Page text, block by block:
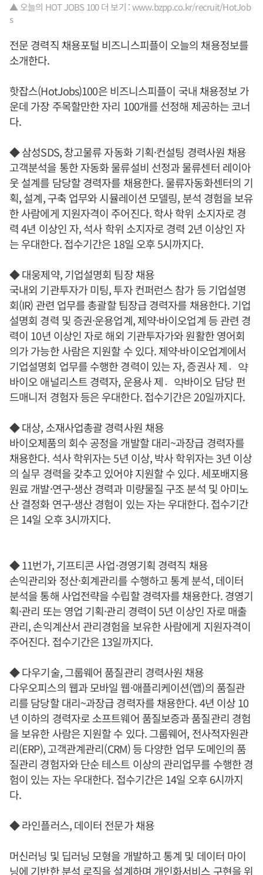
▲ 오늘의 HOT JOBS 100 더 보기 : www.bzpp.co.kr/recruit/HotJob
s
전문 경력직 채용포털 비즈니스피플이 오늘의 채용정보를
소개한다.
핫잡스(HotJobs)100은 비즈니스피플이 국내 채용정보 가
운데 가장 주목할만한 자리 100개를 선정해 제공하는 코너
다.
◆ 삼성SDS, 창고물류 자동화 기획·컨설팅 경력사원 채용
고객분석을 통한 자동화 물류설비 선정과 물류센터 레이아
웃 설계를 담당할 경력자를 채용한다. 물류자동화센터의 기
획, 설계, 구축 업무와 시뮬레이션 모델링, 분석 경험을 보유
한 사람에게 지원자격이 주어진다. 학사 학위 소지자로 경
력 4년 이상인 자, 석사 학위 소지자로 경력 2년 이상인 자
는 우대한다. 접수기간은 18일 오후 5시까지다.
◆ 대웅제약, 기업설명회 팀장 채용
국내외 기관투자가 미팅, 투자 컨퍼런스 참가 등 기업설명
회(IR) 관련 업무를 총괄할 팀장급 경력자를 채용한다. 기업
설명회 경력 및 증권·운용업계, 제약·바이오업계 등 관련 경
력이 10년 이상인 자로 해외 기관투자가와 원활한 영어회
의가 가능한 사람은 지원할 수 있다. 제약·바이오업계에서
기업설명회 업무를 수행한 경력이 있는 자, 증권사 제약〮
바이오 애널리스트 경력자, 운용사 제약〮바이오 담당 펀
드매니저 경험자 등은 우대한다. 접수기간은 20일까지다.
◆ 대상, 소재사업총괄 경력사원 채용
바이오제품의 회수 공정을 개발할 대리~과장급 경력자를
채용한다. 석사 학위자는 5년 이상, 박사 학위자는 3년 이상
의 실무 경력을 갖추고 있어야 지원할 수 있다. 세포배지용
원료 개발·연구·생산 경력과 미량물질 구조 분석 및 아미노
산 결정화 연구·생산 경험이 있는 자는 우대한다. 접수기간
은 14일 오후 3시까지다.
◆ 11번가, 기프티콘 사업·경영기획 경력직 채용
손익관리와 정산·회계관리를 수행하고 통계 분석, 데이터
분석을 통해 사업전략을 수립할 경력자를 채용한다. 경영기
획·관리 또는 영업 기획·관리 경력이 5년 이상인 자로 매출
관리, 손익계산서 관리경험을 보유한 사람에게 지원자격이
주어진다. 접수기간은 13일까지다.
◆ 다우기술, 그룹웨어 품질관리 경력사원 채용
다우오피스의 웹과 모바일 웹·애플리케이션(앱)의 품질관
리를 담당할 대리~과장급 경력자를 채용한다. 4년 이상 10
년 이하의 경력자로 소프트웨어 품질보증과 품질관리 경험
을 보유한 사람은 지원할 수 있다. 그룹웨어, 전사적자원관
리(ERP), 고객관계관리(CRM) 등 다양한 업무 도메인의 품
질관리 경험자와 단순 테스트 이상의 관리업무를 수행한 경
험이 있는 자는 우대한다. 접수기간은 14일 오후 6시까지
다.
◆ 라인플러스, 데이터 전문가 채용
머신러닝 및 딥러닝 모형을 개발하고 통계 및 데이터 마이
닝에 기반한 분석 로직을 설계하며 개인화서비스 구현을 위